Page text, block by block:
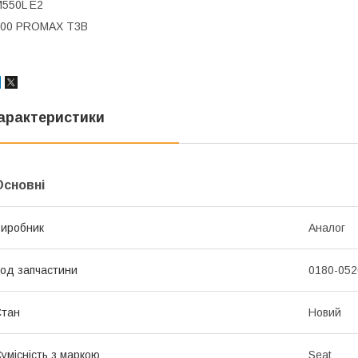
E2
PROMAX T3B
Аналог
запчастини 0180-
Новий
з маркою Seat